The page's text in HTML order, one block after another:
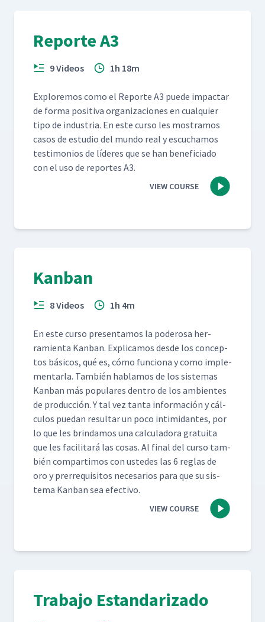
Reporte A3
9 Videos 1h 18m
Explore­mos como el Reporte A3 puede impactar
de for­ma pos­i­ti­va orga­ni­za­ciones en cualquier
tipo de indus­tria. En este cur­so les mostramos
casos de estu­dio del mun­do real y escuchamos
tes­ti­mo­nios de líderes que se han ben­e­fi­ci­a­do
con el uso de reportes A3.
VIEW COURSE
Kanban
8 Videos 1h 4m
En este cur­so pre­sen­ta­mos la poderosa her­
ramien­ta Kan­ban. Expli­camos des­de los con­cep­
tos bási­cos, qué es, cómo fun­ciona y como imple­
men­tar­la. Tam­bién hablam­os de los sis­temas
Kan­ban más pop­u­lares den­tro de los ambi­entes
de pro­duc­ción. Y tal vez tan­ta infor­ma­ción y cál­
cu­los puedan resul­tar un poco intim­i­dantes, por
lo que les brindamos una cal­cu­lado­ra gra­tui­ta
que les facil­i­tará las cosas. Al final del cur­so tam­
bién com­par­ti­mos con ust­edes las 6 reglas de
oro y pre­rreq­ui­si­tos nece­sar­ios para que su sis­
tema Kan­ban sea efectivo.
VIEW COURSE
Trabajo Estandarizado